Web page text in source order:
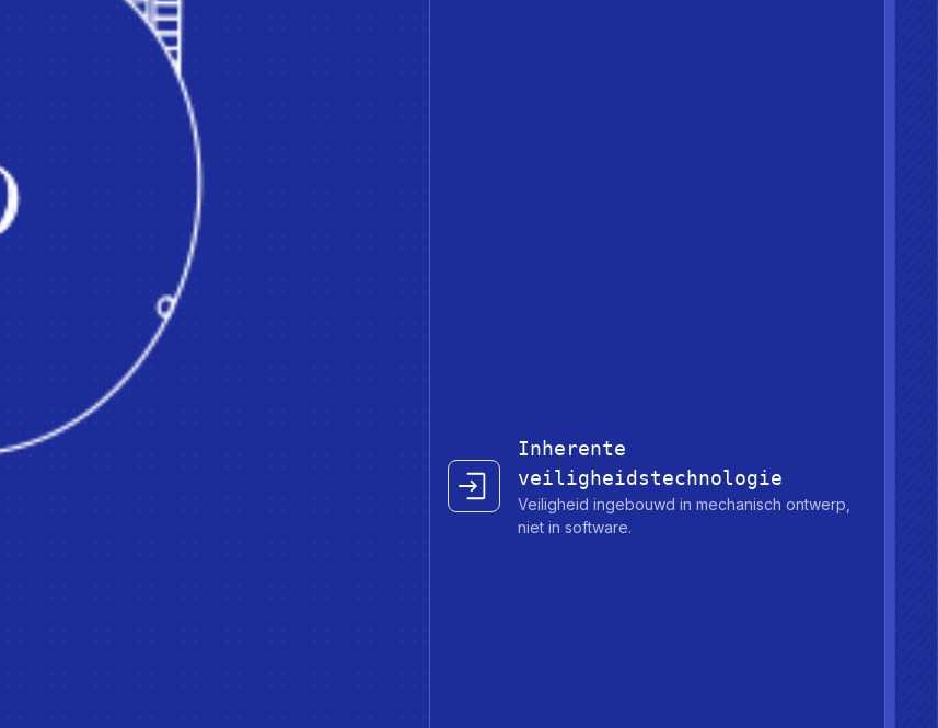
Inherente
veiligheidstechnologie
Veiligheid ingebouwd in mechanisch ontwerp,
niet in software.